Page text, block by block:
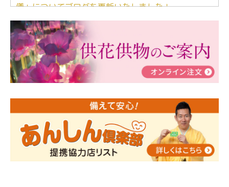
儀」についてブログを更新いたしました！
2024/03/06【終活なるほど教室】「マンガで学
ぶ！はじめてのお葬式」小さな家族葬ハウス®町田成
瀬 ご参加ありがとうございました！
2024/01/19令和6年能登半島地震災害の寄付のご報
告
人形供養 寄付のご報告
2023/12/16終活なるほど教室＠小さな家族葬ハウ
ス®上鶴間 エンディングノートを書いてみよう！
2023/11/29 永田屋創業110周年記念式典 レンブラ
ントホテル東京町田